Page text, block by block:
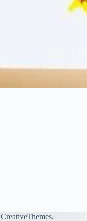
CreativeThemes.